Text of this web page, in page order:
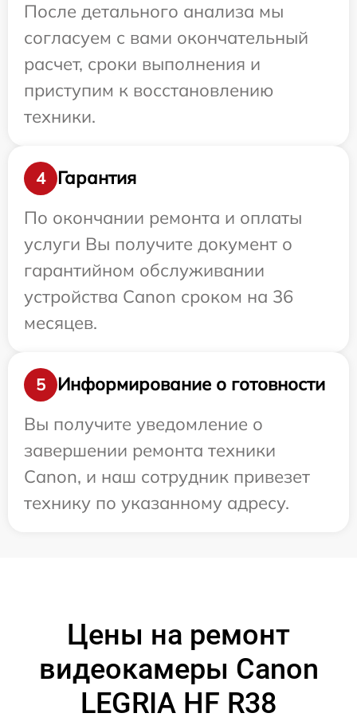
После детального анализа мы
согласуем с вами окончательный
расчет, сроки выполнения и
приступим к восстановлению
техники.
4
Гарантия
По окончании ремонта и оплаты
услуги Вы получите документ о
гарантийном обслуживании
устройства Canon сроком на 36
месяцев.
5
Информирование о готовности
Вы получите уведомление о
завершении ремонта техники
Canon, и наш сотрудник привезет
технику по указанному адресу.
Цены на ремонт
видеокамеры Canon
LEGRIA HF R38